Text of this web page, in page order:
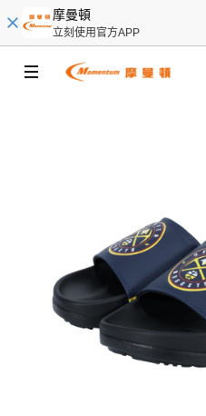
摩曼頓
立刻使用官方APP